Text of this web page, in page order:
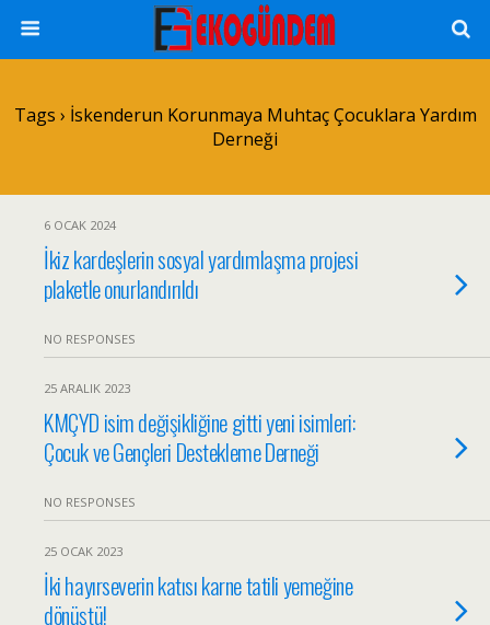
Tags › İskenderun Korunmaya Muhtaç Çocuklara Yardım
Derneği
6 OCAK 2024
İkiz kardeşlerin sosyal yardımlaşma projesi
plaketle onurlandırıldı
NO RESPONSES
25 ARALIK 2023
KMÇYD isim değişikliğine gitti yeni isimleri:
Çocuk ve Gençleri Destekleme Derneği
NO RESPONSES
25 OCAK 2023
İki hayırseverin katısı karne tatili yemeğine
dönüştü!